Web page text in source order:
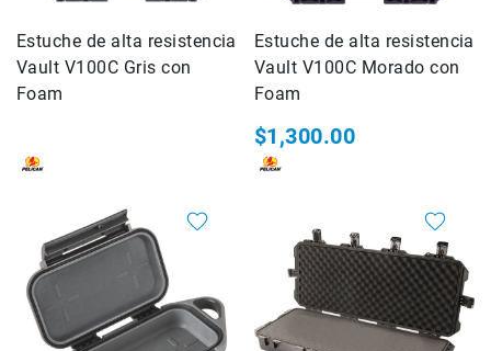
MindShift
Gear
montaje
Abrazaderas
Arms
Kits
Estuche de alta resistencia
Vault V100C Gris con
Foam
Estuche de alta resistencia
Vault V100C Morado con
Foam
$1,300.00